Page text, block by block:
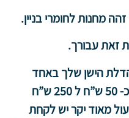
הישן שלך באחד
מחנות לחומרי בניין, אז זה יעלה כ- 50 ש”ח ל 250 ש”ח
מאוד יקר יש לקחת